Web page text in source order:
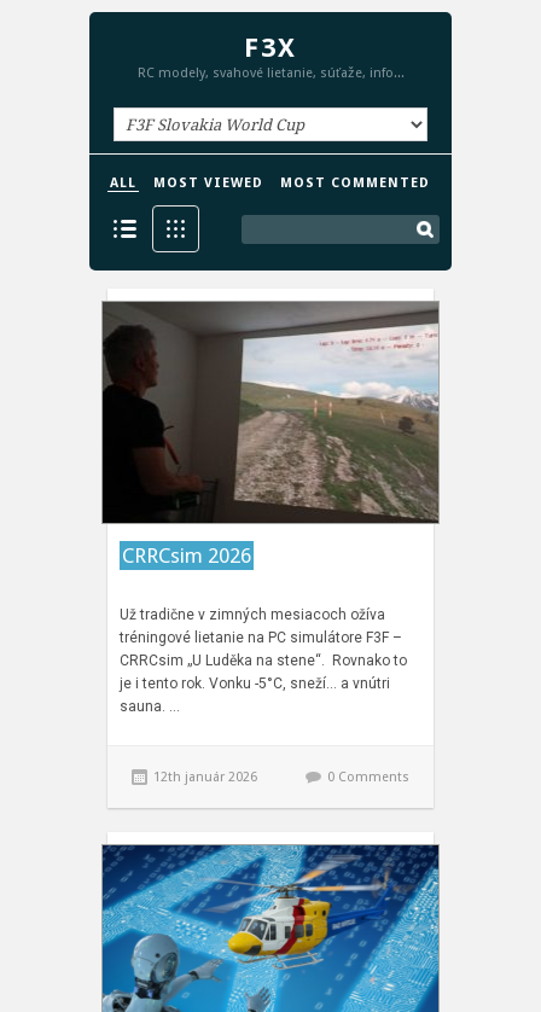
F3X
RC modely, svahové lietanie, súťaže, info...
ALL MOST VIEWED MOST COMMENTED
CRRCsim 2026
Už tradične v zimných mesiacoch ožíva
tréningové lietanie na PC simulátore F3F –
CRRCsim „U Luděka na stene“. Rovnako to
je i tento rok. Vonku -5°C, sneží… a vnútri
sauna. …
12th január 2026 0 Comments